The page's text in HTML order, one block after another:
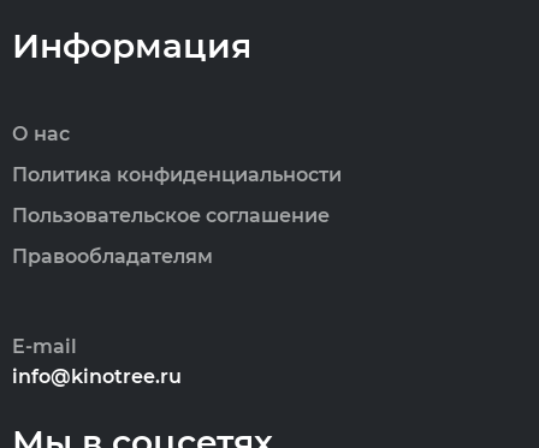
Информация
О нас
Политика конфиденциальности
Пользовательское соглашение
Правообладателям
E-mail
info@kinotree.ru